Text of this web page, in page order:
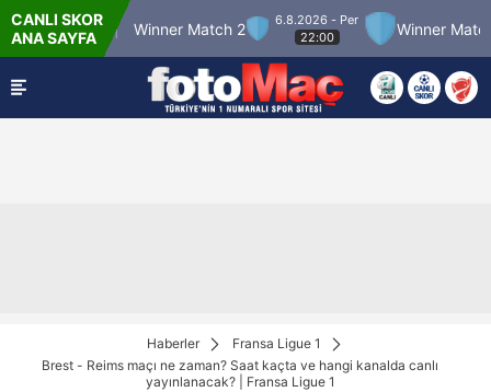
CANLI SKOR
ANA SAYFA
Match 12 Winner Match 2
6.8.2026 - Per
22:00
Winner Match 3
Haberler
Fransa Ligue 1
Brest - Reims maçı ne zaman? Saat kaçta ve hangi kanalda canlı
yayınlanacak? | Fransa Ligue 1